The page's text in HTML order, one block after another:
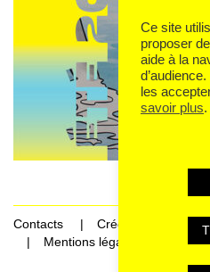
Contacts
Crédits
Mentions légales et données
Ce site
proposer
aide à la
les
savoir plus.